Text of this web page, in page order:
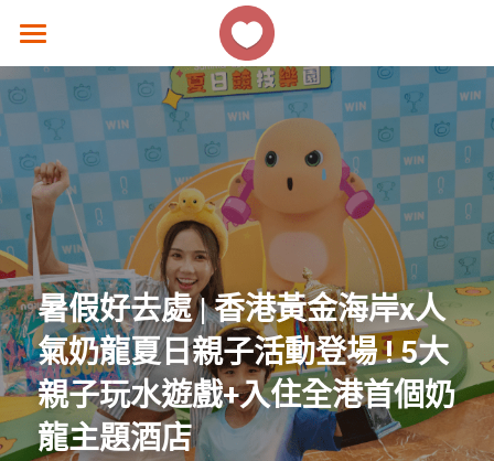
主頁
香港好去處
生活熱話
著數優惠
美食速遞
女生話題
香港故事
撐 ! 小店速報
暑假好去處 | 香港黃金海岸x人
氣奶龍夏日親子活動登場 ! 5大
親子玩水遊戲+入住全港首個奶
龍主題酒店
商品分類
所有商品分類